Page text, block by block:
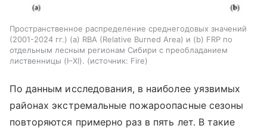
Пространственное распределение среднегодовых значений
(2001-2024 гг.) (а) RBA (Relative Burned Area) и (b) FRP по
отдельным лесным регионам Сибири с преобладанием
лиственницы (I–XI).
источник: Fire
По данным исследования, в наиболее уязвимых
районах экстремальные пожароопасные сезоны
повторяются примерно раз в пять лет. В такие